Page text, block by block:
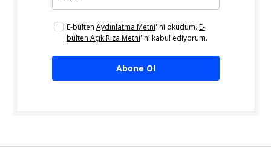
E-bülten Aydınlatma Metni''ni okudum. E-
bülten Açık Rıza Metni''ni kabul ediyorum.
Abone Ol